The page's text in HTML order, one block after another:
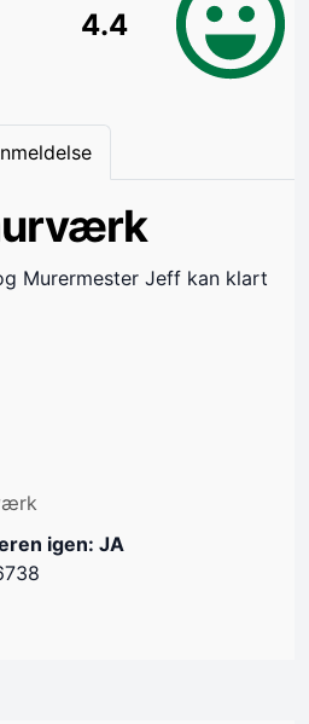
4.4
Murermester Jeff kan klart
igen: JA